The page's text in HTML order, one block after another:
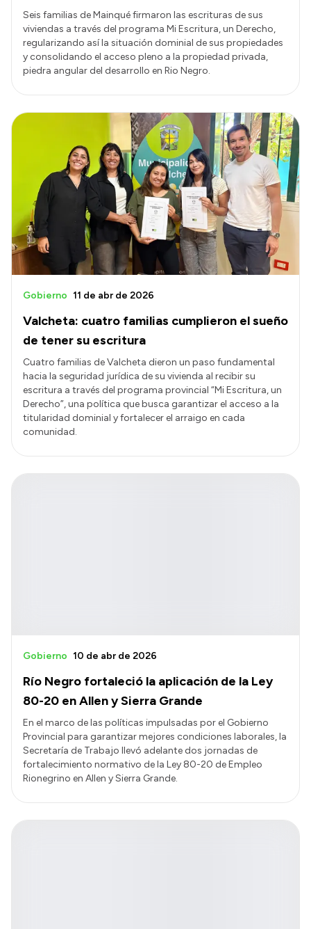
Seis familias de Mainqué firmaron las escrituras de sus
viviendas a través del programa Mi Escritura, un Derecho,
regularizando así la situación dominial de sus propiedades
y consolidando el acceso pleno a la propiedad privada,
piedra angular del desarrollo en Rio Negro.
Valcheta: cuatro familias cumplieron el sueño
de tener su escritura
Gobierno 11 de abr de 2026
Cuatro familias de Valcheta dieron un paso fundamental
hacia la seguridad jurídica de su vivienda al recibir su
escritura a través del programa provincial “Mi Escritura, un
Derecho”, una política que busca garantizar el acceso a la
titularidad dominial y fortalecer el arraigo en cada
comunidad.
Río Negro fortaleció la aplicación de la Ley
80-20 en Allen y Sierra Grande
Gobierno 10 de abr de 2026
En el marco de las políticas impulsadas por el Gobierno
Provincial para garantizar mejores condiciones laborales, la
Secretaría de Trabajo llevó adelante dos jornadas de
fortalecimiento normativo de la Ley 80-20 de Empleo
Rionegrino en Allen y Sierra Grande.